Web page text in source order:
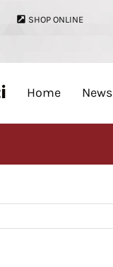
SHOP ONLINE
Home News